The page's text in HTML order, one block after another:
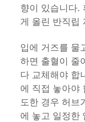
향이 있습니다.
게 올린 반직립
입에 거즈를 물
하면 출혈이 줄
다 교체해야 합
에 직접 놓아야
도한 경우 허브
에 놓고 일정한